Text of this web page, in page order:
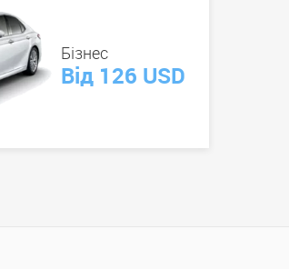
Бізнес
Від 126 USD